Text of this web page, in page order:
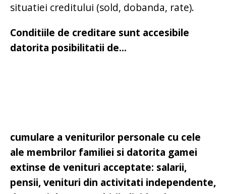
situatiei creditului (sold, dobanda, rate).
Conditiile de creditare sunt accesibile
datorita posibilitatii de...
cumulare a veniturilor personale cu cele
ale membrilor familiei si datorita gamei
extinse de venituri acceptate: salarii,
pensii, venituri din activitati independente,